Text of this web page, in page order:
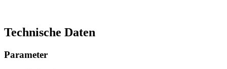
Technische Daten
Parameter